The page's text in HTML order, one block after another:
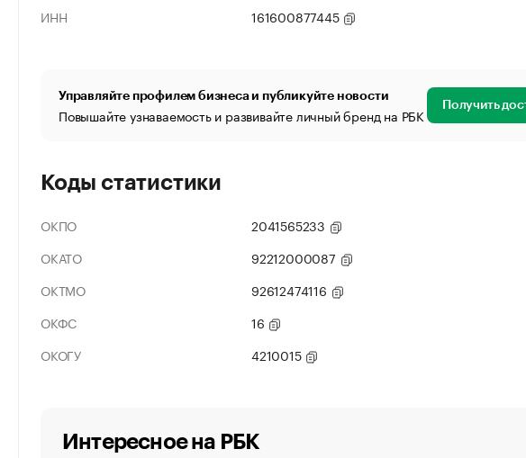
ИНН
161600877445
Управляйте профилем бизнеса и публикуйте новости
Повышайте узнаваемость и развивайте личный бренд на РБК Получить
Коды статистики
ОКПО
2041565233
ОКАТО
92212000087
ОКТМО
92612474116
ОКФС
16
ОКОГУ
4210015
Интересное на РБК